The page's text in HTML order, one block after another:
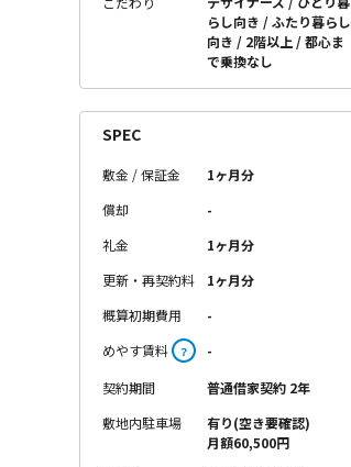
らし向き
ふたり暮らし
向き
2階以上
都心ま
で乗換なし
SPEC
敷金 / 保証金
1ヶ月分
償却
-
礼金
1ヶ月分
更新・再契約料
1ヶ月分
概算初期費用
-
めやす賃料
？ -
契約期間
普通借家契約 2年
敷地内駐車場
有り(空き要確認)
月額60,500円